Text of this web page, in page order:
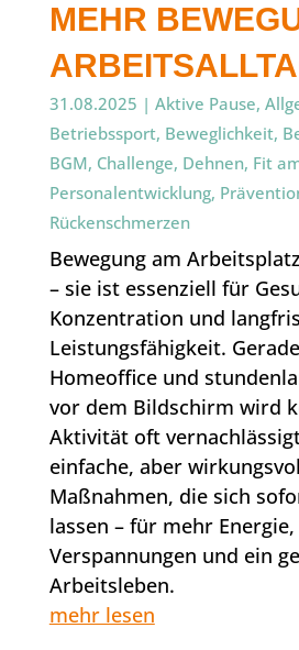
EHR
RBEITSALLTAG
31.08.2025 | Aktive Pause,
Betriebssport, Beweglichkeit,
BGM, Challenge, Dehnen, Fit
Personalentwicklung,
Rückenschmerzen
Bewegung am
– sie ist essenziell für
Konzentration und
Leistungsfähigkeit.
Homeoffice und
vor dem Bildschirm wird
Aktivität oft
einfache, aber
Maßnahmen, die sich
lassen – für mehr
Verspannungen und ein
Arbeitsleben.
mehr lesen